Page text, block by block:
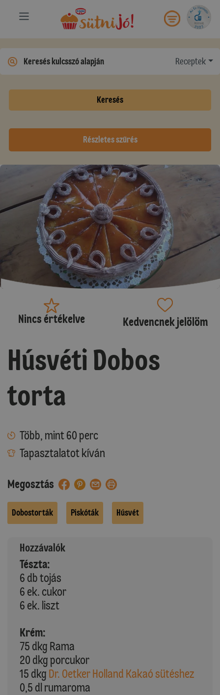
Receptek
Keresés
Részletes szűrés
Nincs értékelve Kedvencnek jelölöm
Húsvéti Dobos
torta
Több, mint 60 perc
Tapasztalatot kíván
Megosztás
Dobostorták Piskóták Húsvét
Hozzávalók
Tészta:
6 db tojás
6 ek. cukor
6 ek. liszt
Krém:
75 dkg Rama
20 dkg porcukor
15 dkg Dr. Oetker Holland Kakaó sütéshez
0,5 dl rumaroma